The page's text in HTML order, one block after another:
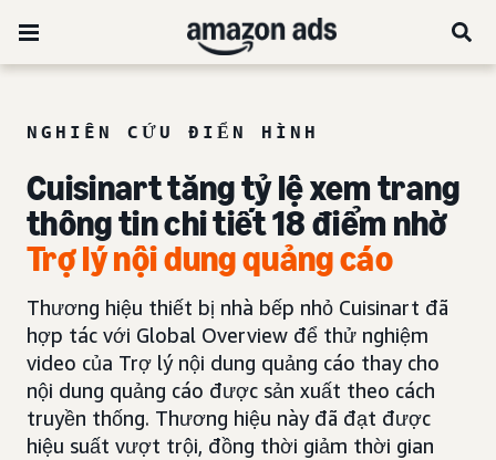
NGHIÊN CỨU ĐIỂN HÌNH
Cuisinart tăng tỷ lệ xem trang
thông tin chi tiết 18 điểm nhờ
Trợ lý nội dung quảng cáo
Thương hiệu thiết bị nhà bếp nhỏ Cuisinart đã
hợp tác với Global Overview để thử nghiệm
video của Trợ lý nội dung quảng cáo thay cho
nội dung quảng cáo được sản xuất theo cách
truyền thống. Thương hiệu này đã đạt được
hiệu suất vượt trội, đồng thời giảm thời gian